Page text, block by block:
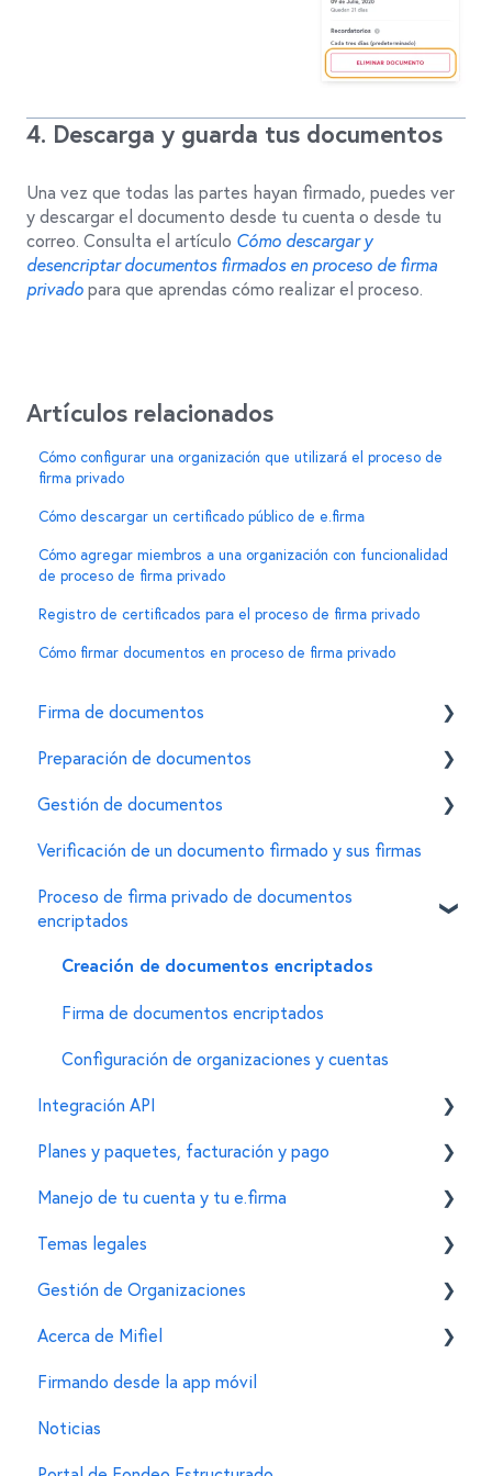
4. Descarga y guarda tus documentos
Una vez que todas las partes hayan firmado, puedes ver
y descargar el documento desde tu cuenta o desde tu
correo. Consulta el artículo Cómo descargar y
desencriptar documentos firmados en proceso de firma
privado para que aprendas cómo realizar el proceso.
Artículos relacionados
Cómo configurar una organización que utilizará el proceso de
firma privado
Cómo descargar un certificado público de e.firma
Cómo agregar miembros a una organización con funcionalidad
de proceso de firma privado
Registro de certificados para el proceso de firma privado
Cómo firmar documentos en proceso de firma privado
Firma de documentos
Cómo firmar un documento usando la e.firma en
Preparación de documentos
Invitar firmantes
Personalizar características de un documento
Gestión de documentos
General
Para administradores de documentos
Verificación de un documento firmado y sus firmas
Proceso de firma privado de documentos
encriptados
Creación de documentos encriptados
Firma de documentos encriptados
Configuración de organizaciones y cuentas
Integración API
General
Personalizaciones en el widget de firma
Funciones adicionales
Planes y paquetes, facturación y pago
Funcionalidades
Esquema de precios
Proceso de compra
Proceso de facturación
Consulta de consumos
Errores frecuentes
Manejo de tu cuenta y tu e.firma
Tu cuenta de Mifiel
Funcionalidades para firmantes
Tu e.firma (FIEL)
Temas legales
Normatividad de la firma electrónica
Dudas al transicionar a la firma electrónica
Otras dudas legales
Gestión de Organizaciones
Generar una organización en Mifiel
Agregar miembros y editar sus permisos
Acerca de Mifiel
Información general
Firmando desde la app móvil
Noticias